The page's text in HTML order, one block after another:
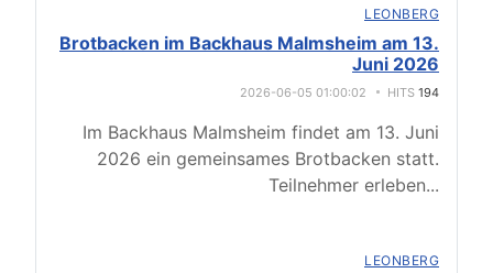
LEONBERG
Brotbacken im Backhaus Malmsheim am 13.
Juni 2026
2026-06-05 01:00:02 HITS 194
Im Backhaus Malmsheim findet am 13. Juni
2026 ein gemeinsames Brotbacken statt.
Teilnehmer erleben...
LEONBERG